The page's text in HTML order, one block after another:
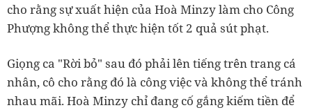
cho rằng sự xuất hiện của Hoà Minzy làm cho Công
Phượng không thể thực hiện tốt 2 quả sút phạt.
Giọng ca "Rời bỏ" sau đó phải lên tiếng trên trang cá
nhân, cô cho rằng đó là công việc và không thể tránh
nhau mãi. Hoà Minzy chỉ đang cố gắng kiếm tiền để